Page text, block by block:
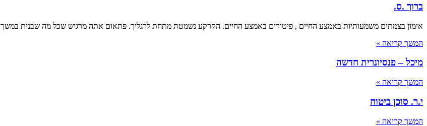
ברוך .ס.
אימון בצמתים משמעותיות באמצע החיים , פיטורים באמצע החיים. הקרקע נשמטת מתחת לרגליך. פתאום אתה מרגיש שכל מה שבנית במשך 30 שנה, קורס בין לילה… ואתה
המשך קריאה »
מיכל – פנסיונרית חדשה
המשך קריאה »
י.ר. סוכן ביטוח
המשך קריאה »